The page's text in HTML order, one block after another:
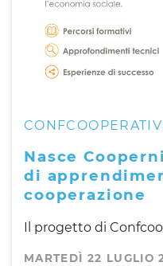
Nasce
di
cooperazione
Il progetto di
MARTEDÌ 22 LUGLIO